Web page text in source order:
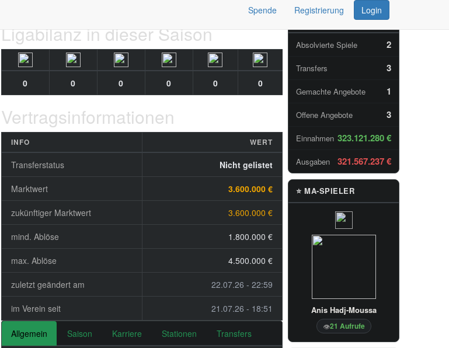
Spende Registrierung Login
Ligabilanz in dieser Saison
0 0 0 0 0 0
Vertragsinformationen
INFO WERT
Transferstatus Nicht gelistet
Marktwert 3.600.000 €
zukünftiger Marktwert 3.600.000 €
mind. Ablöse 1.800.000 €
max. Ablöse 4.500.000 €
zuletzt geändert am 22.07.26 - 22:59
im Verein seit 21.07.26 - 18:51
Allgemein Saison Karriere Stationen Transfers
📊 TAGESSTATISTIKEN
Absolvierte Spiele 2
Transfers 3
Gemachte Angebote 1
Offene Angebote 3
Einnahmen 323.121.280 €
Ausgaben 321.567.237 €
⭐ MA-SPIELER
Anis Hadj-Moussa
👁21 Aufrufe